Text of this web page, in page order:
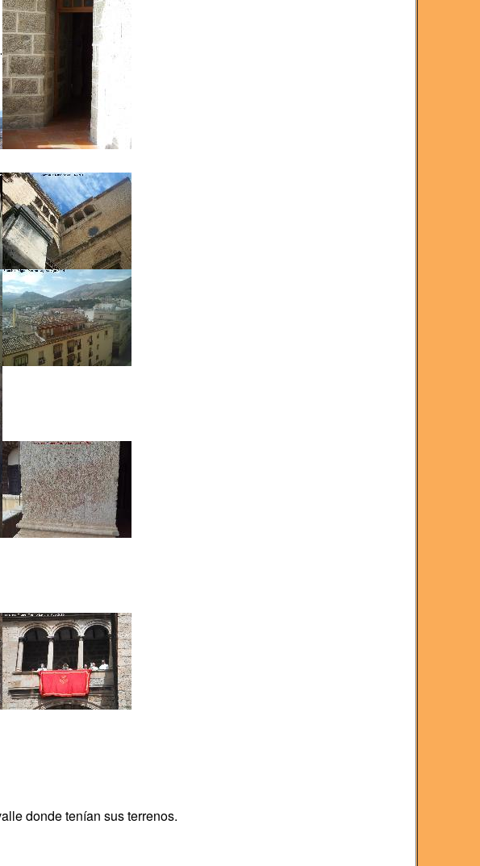
donde tenían sus terrenos.